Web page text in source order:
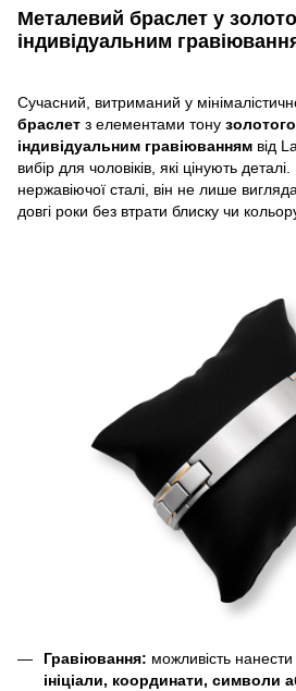
Металевий браслет у
індивідуальним
Сучасний, витриманий у
браслет з елементами тону
індивідуальним гравіюванням від
вибір для чоловіків, які цінують
нержавіючої сталі, він не лише
довгі роки без втрати блиску чи
Гравіювання: можливість нанести
ініціали, координати, символи